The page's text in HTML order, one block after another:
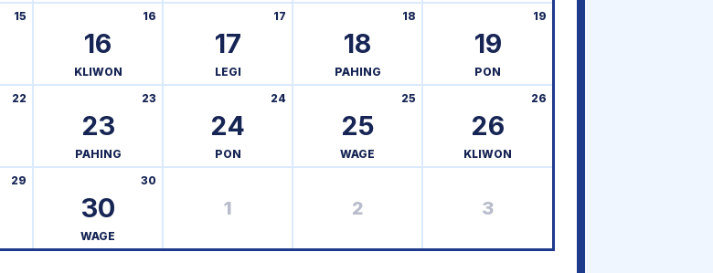
15
16
16
KLIWON
17
17
LEGI
18
18
PAHING
19
19
PON
22
23
23
PAHING
24
24
PON
25
25
WAGE
26
26
KLIWON
29
30
30
WAGE
1 2 3